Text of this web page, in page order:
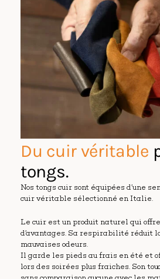
Du cuir véritable
tongs.
Nos tongs cuir sont équipées d’une
cuir véritable sélectionné en Italie.
Le cuir est un produit naturel qui offre
d’avantages. Sa respirabilité réduit
mauvaises odeurs.
Il garde les pieds au frais en été et
lors des soirées plus fraiches. Son